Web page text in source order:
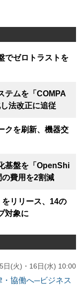
でゼロトラストを
テムを「COMPA
法改正に追従
クを刷新、機器交
基盤を「OpenShi
費用を2割減
リリース、14の
対象に
日(火)・16日(水) 10:00
協働へ─ビジネス